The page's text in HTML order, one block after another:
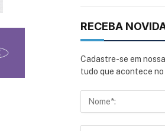
RECEBA
Cadastre-se em
tudo que acontece no